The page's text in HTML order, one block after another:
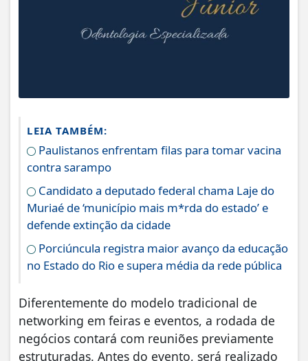
LEIA TAMBÉM:
Paulistanos enfrentam filas para tomar vacina
contra sarampo
Candidato a deputado federal chama Laje do
Muriaé de ‘município mais m*rda do estado’ e
defende extinção da cidade
Porciúncula registra maior avanço da educação
no Estado do Rio e supera média da rede pública
Diferentemente do modelo tradicional de
networking em feiras e eventos, a rodada de
negócios contará com reuniões previamente
estruturadas. Antes do evento, será realizado